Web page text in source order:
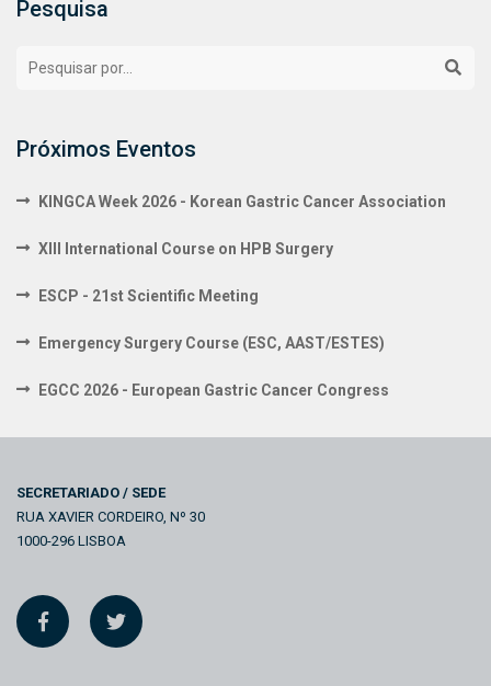
Pesquisa
Próximos Eventos
KINGCA Week 2026 - Korean Gastric Cancer Association
XIII International Course on HPB Surgery
ESCP - 21st Scientific Meeting
Emergency Surgery Course (ESC, AAST/ESTES)
EGCC 2026 - European Gastric Cancer Congress
SECRETARIADO / SEDE
RUA XAVIER CORDEIRO, Nº 30
1000-296 LISBOA